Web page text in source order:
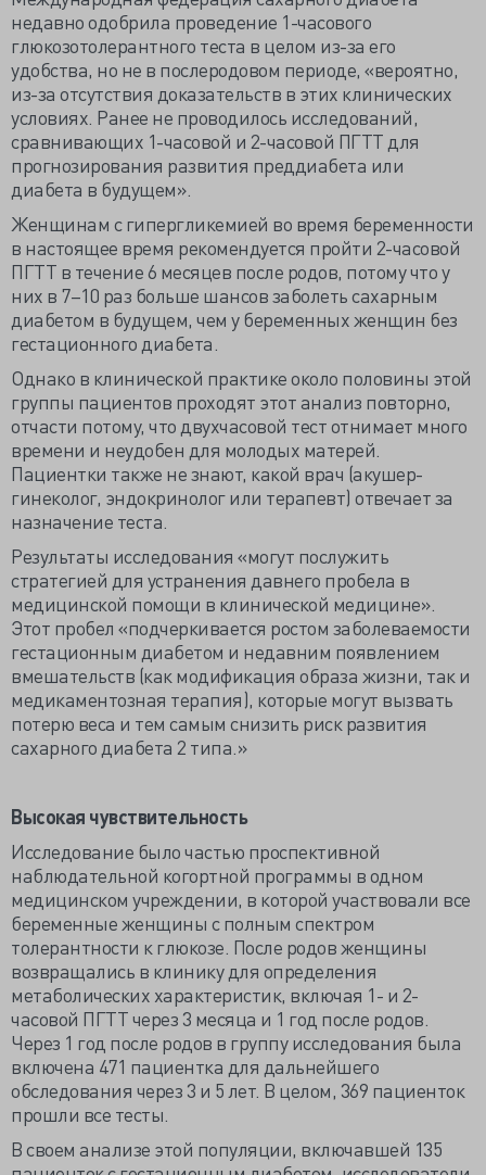
недавно одобрила проведение 1-часового
глюкозотолерантного теста в целом из-за его
удобства, но не в послеродовом периоде, «вероятно,
из-за отсутствия доказательств в этих клинических
условиях. Ранее не проводилось исследований,
сравнивающих 1-часовой и 2-часовой ПГТТ для
прогнозирования развития преддиабета или
диабета в будущем».
Женщинам с гипергликемией во время беременности
в настоящее время рекомендуется пройти 2-часовой
ПГТТ в течение 6 месяцев после родов, потому что у
них в 7–10 раз больше шансов заболеть сахарным
диабетом в будущем, чем у беременных женщин без
гестационного диабета.
Однако в клинической практике около половины этой
группы пациентов проходят этот анализ повторно,
отчасти потому, что двухчасовой тест отнимает много
времени и неудобен для молодых матерей.
Пациентки также не знают, какой врач (акушер-
гинеколог, эндокринолог или терапевт) отвечает за
назначение теста.
Результаты исследования «могут послужить
стратегией для устранения давнего пробела в
медицинской помощи в клинической медицине».
Этот пробел «подчеркивается ростом заболеваемости
гестационным диабетом и недавним появлением
вмешательств (как модификация образа жизни, так и
медикаментозная терапия), которые могут вызвать
потерю веса и тем самым снизить риск развития
сахарного диабета 2 типа.»
Высокая чувствительность
Исследование было частью проспективной
наблюдательной когортной программы в одном
медицинском учреждении, в которой участвовали все
беременные женщины с полным спектром
толерантности к глюкозе. После родов женщины
возвращались в клинику для определения
метаболических характеристик, включая 1- и 2-
часовой ПГТТ через 3 месяца и 1 год после родов.
Через 1 год после родов в группу исследования была
включена 471 пациентка для дальнейшего
обследования через 3 и 5 лет. В целом, 369 пациенток
прошли все тесты.
В своем анализе этой популяции, включавшей 135